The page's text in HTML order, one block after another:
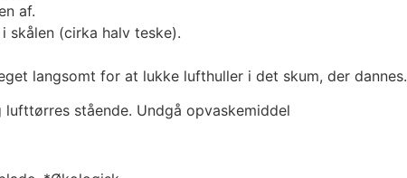
af.
skålen (cirka halv teske).
langsomt for at lukke lufthuller i det skum, der dannes.
stående. Undgå opvaskemiddel